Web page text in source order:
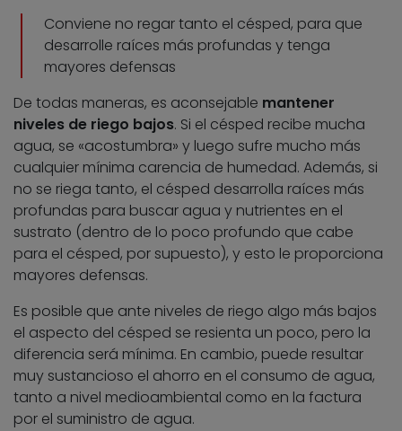
Conviene no regar tanto el césped, para que
desarrolle raíces más profundas y tenga
mayores defensas
De todas maneras, es aconsejable mantener
niveles de riego bajos. Si el césped recibe mucha
agua, se «acostumbra» y luego sufre mucho más
cualquier mínima carencia de humedad. Además, si
no se riega tanto, el césped desarrolla raíces más
profundas para buscar agua y nutrientes en el
sustrato (dentro de lo poco profundo que cabe
para el césped, por supuesto), y esto le proporciona
mayores defensas.
Es posible que ante niveles de riego algo más bajos
el aspecto del césped se resienta un poco, pero la
diferencia será mínima. En cambio, puede resultar
muy sustancioso el ahorro en el consumo de agua,
tanto a nivel medioambiental como en la factura
por el suministro de agua.